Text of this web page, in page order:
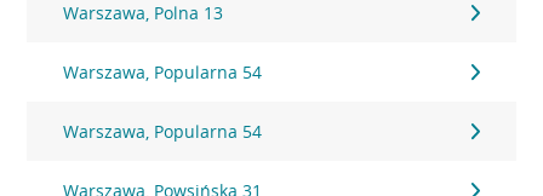
Warszawa, Polna 13
Warszawa, Popularna 54
Warszawa, Popularna 54
Warszawa, Powsińska 31